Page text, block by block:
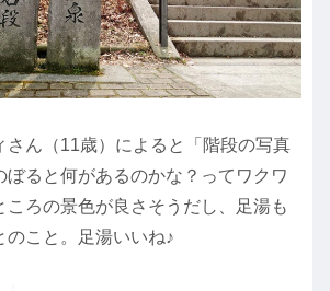
さん（11歳）によると「階段の写真
ぼると何があるのかな？ってワクワ
ころの景色が良さそうだし、足湯も
のこと。足湯いいね♪